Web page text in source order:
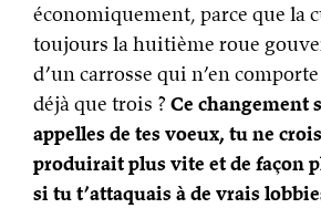
économiquement, parce que la
toujours la huitième roue
d’un carrosse qui n’en
déjà que trois ? Ce changement
appelles de tes voeux, tu ne
produirait plus vite et de façon
si tu t’attaquais à de vrais